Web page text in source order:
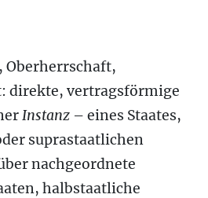
Oberherrschaft,
direkte, vertragsförmige
Instanz – eines Staates,
suprastaatlichen
nachgeordnete
halbstaatliche